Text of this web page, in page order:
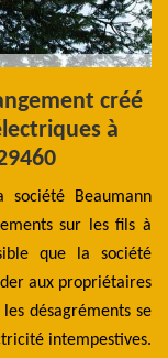
créé
à
société Beaumann
sur les fils à
que la société
aux propriétaires
désagréments se
intempestives.